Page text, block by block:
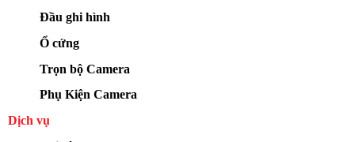
Đầu ghi hình
Ổ cứng
Trọn bộ Camera
Phụ Kiện Camera
Dịch vụ